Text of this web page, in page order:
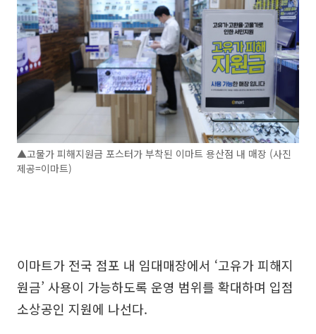
▲고물가 피해지원금 포스터가 부착된 이마트 용산점 내 매장 (사진
제공=이마트)
이마트가 전국 점포 내 임대매장에서 ‘고유가 피해지
원금’ 사용이 가능하도록 운영 범위를 확대하며 입점
소상공인 지원에 나선다.